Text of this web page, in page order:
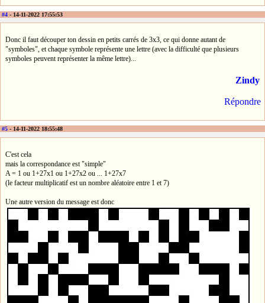
#4 - 14-11-2022 17:55:53
Donc il faut découper ton dessin en petits carrés de 3x3, ce qui donne autant de
"symboles", et chaque symbole représente une lettre (avec la difficulté que plusieurs
symboles peuvent représenter la même lettre)...
Zindy
Répondre
#5 - 14-11-2022 18:55:48
C'est cela
mais la correspondance est "simple"
A = 1 ou 1+27x1 ou 1+27x2 ou ... 1+27x7
(le facteur multiplicatif est un nombre aléatoire entre 1 et 7)
Une autre version du message est donc